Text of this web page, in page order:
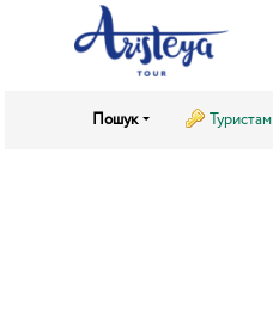
Пошук Туристам